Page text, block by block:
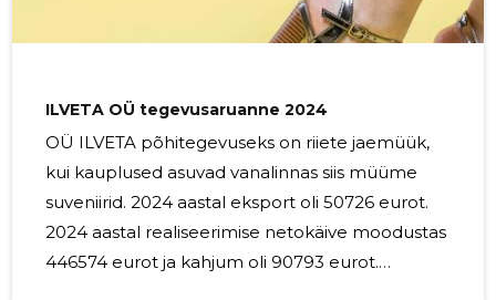
möödustas 109599 eurot ja kahjum oli 27 eurot.
ILVETA OÜ tegevusaruanne 2024
OÜ ILVETA põhitegevuseks on riiete jaemüük,
kui kauplused asuvad vanalinnas siis müüme
suveniirid. 2024 aastal eksport oli 50726 eurot.
2024 aastal realiseerimise netokäive moodustas
446574 eurot ja kahjum oli 90793 eurot.